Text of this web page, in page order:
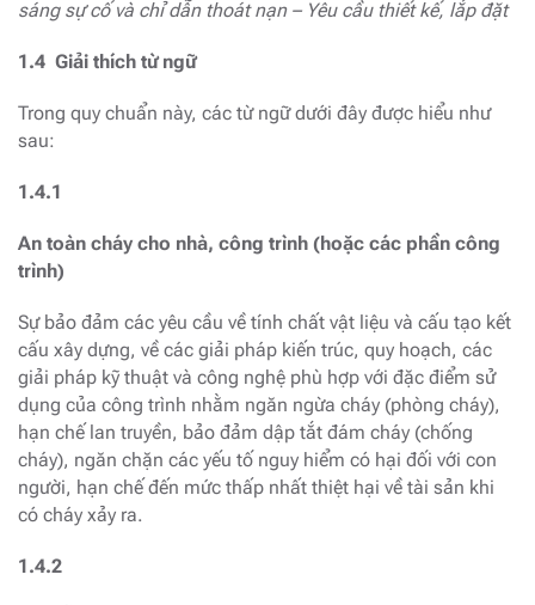
sáng sự cố và chỉ dẫn thoát nạn – Yêu cầu thiết kế, lắp đặt
1.4 Giải thích từ ngữ
Trong quy chuẩn này, các từ ngữ dưới đây được hiểu như
sau:
1.4.1
An toàn cháy cho nhà, công trình (hoặc các phần công
trình)
Sự bảo đảm các yêu cầu về tính chất vật liệu và cấu tạo kết
cấu xây dựng, về các giải pháp kiến trúc, quy hoạch, các
giải pháp kỹ thuật và công nghệ phù hợp với đặc điểm sử
dụng của công trình nhằm ngăn ngừa cháy (phòng cháy),
hạn chế lan truyền, bảo đảm dập tắt đám cháy (chống
cháy), ngăn chặn các yếu tố nguy hiểm có hại đối với con
người, hạn chế đến mức thấp nhất thiệt hại về tài sản khi
có cháy xảy ra.
1.4.2